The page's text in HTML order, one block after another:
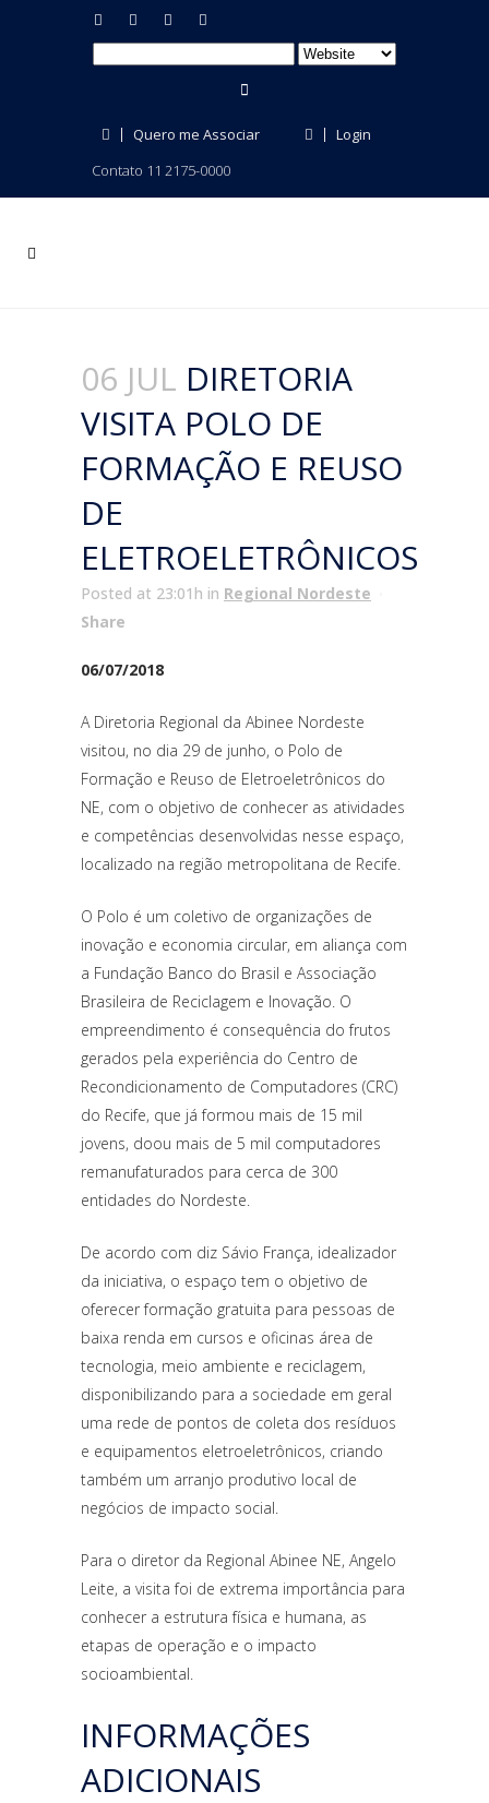
Quero me Associar
Login
Contato 11 2175-0000
06 JUL DIRETORIA
VISITA POLO DE
FORMAÇÃO E REUSO
DE
ELETROELETRÔNICOS
Posted at 23:01h in Regional Nordeste
Share
06/07/2018
A Diretoria Regional da Abinee Nordeste
visitou, no dia 29 de junho, o Polo de
Formação e Reuso de Eletroeletrônicos do
NE, com o objetivo de conhecer as atividades
e competências desenvolvidas nesse espaço,
localizado na região metropolitana de Recife.
O Polo é um coletivo de organizações de
inovação e economia circular, em aliança com
a Fundação Banco do Brasil e Associação
Brasileira de Reciclagem e Inovação. O
empreendimento é consequência do frutos
gerados pela experiência do Centro de
Recondicionamento de Computadores (CRC)
do Recife, que já formou mais de 15 mil
jovens, doou mais de 5 mil computadores
remanufaturados para cerca de 300
entidades do Nordeste.
De acordo com diz Sávio França, idealizador
da iniciativa, o espaço tem o objetivo de
oferecer formação gratuita para pessoas de
baixa renda em cursos e oficinas área de
tecnologia, meio ambiente e reciclagem,
disponibilizando para a sociedade em geral
uma rede de pontos de coleta dos resíduos
e equipamentos eletroeletrônicos, criando
também um arranjo produtivo local de
negócios de impacto social.
Para o diretor da Regional Abinee NE, Angelo
Leite, a visita foi de extrema importância para
conhecer a estrutura física e humana, as
etapas de operação e o impacto
socioambiental.
INFORMAÇÕES
ADICIONAIS